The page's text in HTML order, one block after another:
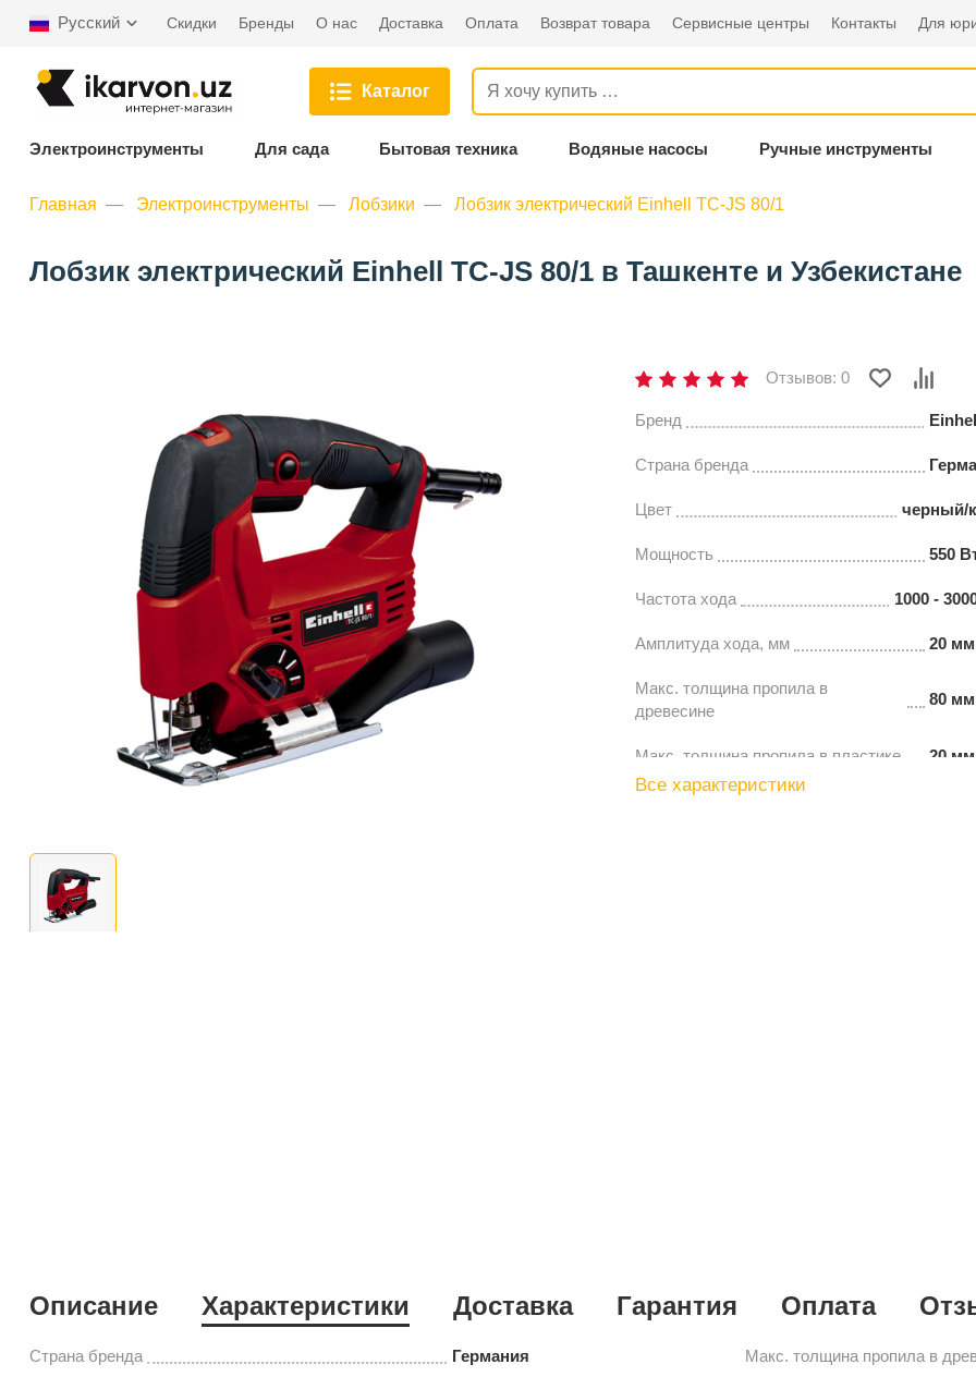
Русский Скидки Бренды О нас Доставка Оплата Возврат товара Сервисные центры Контакты Для
Каталог
Электроинструменты Для сада Бытовая техника Водяные насосы Ручные инструменты
Главная Электроинструменты Лобзики Лобзик электрический Einhell TC-JS 80/1
Лобзик электрический Einhell TC-JS 80/1 в Ташкенте и Узбекистане
Отзывов: 0
Бренд
Страна бренда
Цвет черный/
Мощность 550
Частота хода 1000 -
Амплитуда хода, мм 20 мм
Макс. толщина пропила в
древесине
80 мм
Макс. толщина пропила в пластике 20 мм
Все характеристики
Описание Характеристики Доставка Гарантия Оплата
Страна бренда Германия Макс. толщина пропила в